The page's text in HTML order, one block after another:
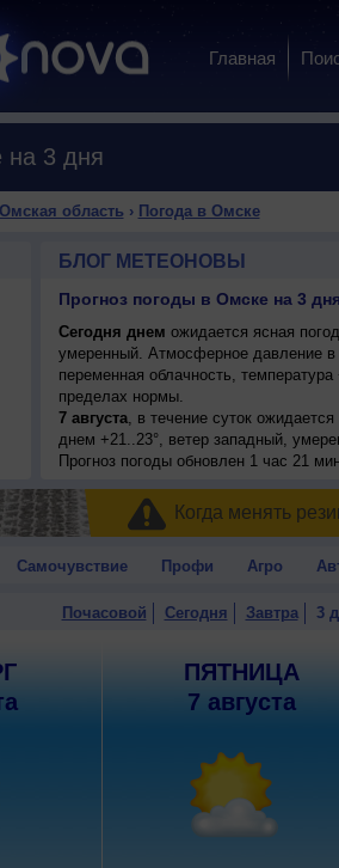
Главная
на 3 дня
Омская область › Погода в Омске
БЛОГ МЕТЕОНОВЫ
Прогноз погоды в Омске на 3
Сегодня днем ожидается ясная
умеренный. Атмосферное давление
переменная облачность,
пределах нормы.
7 августа, в течение суток
днем +21..23°, ветер западный,
Прогноз погоды обновлен 1 час 21
Когда менять
Самочувствие Профи Агро
Почасовой Сегодня Завтра 3
ПЯТНИЦА
7 августа